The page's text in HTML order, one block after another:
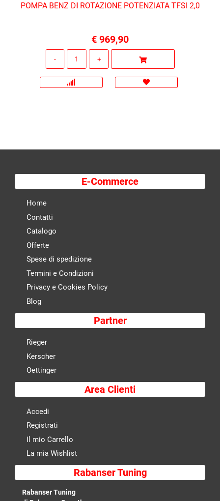
POMPA BENZ DI ROTAZIONE POTENZIATA TFSI 2,0
€ 969,90
E-Commerce
Home
Contatti
Catalogo
Offerte
Spese di spedizione
Termini e Condizioni
Privacy e Cookies Policy
Blog
Partner
Rieger
Kerscher
Oettinger
Area Clienti
Accedi
Registrati
Il mio Carrello
La mia Wishlist
Rabanser Tuning
Rabanser Tuning